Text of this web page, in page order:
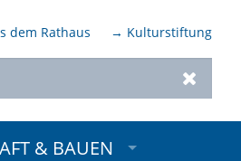
dem Rathaus → Kulturstiftung
& BAUEN